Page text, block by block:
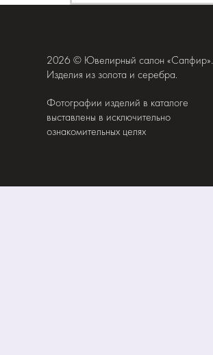
2026 © Ювелирный салон «Сапфир».
Изделия из золота и серебра.
Фотографии изделий в каталоге
выставлены в исключительно
ознакомительных целях